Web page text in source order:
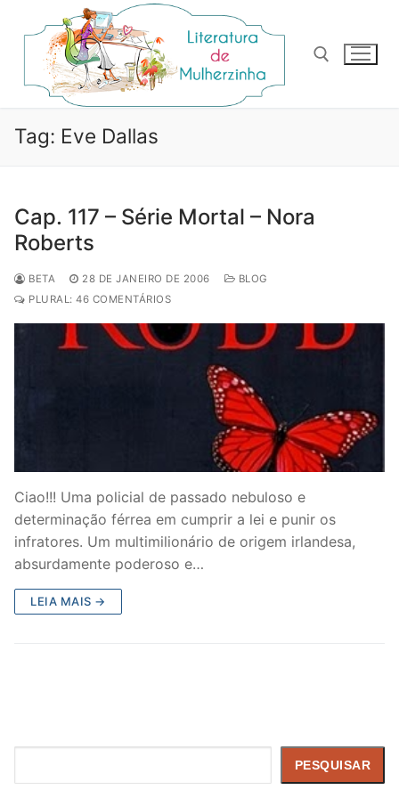
para
conteúdo
Tag: Eve Dallas
Cap. 117 – Série Mortal – Nora
Roberts
BETA 28 DE JANEIRO DE 2006
BLOG
PLURAL: 46 COMENTÁRIOS
Ciao!!! Uma policial de passado nebuloso e
determinação férrea em cumprir a lei e punir os
infratores. Um multimilionário de origem irlandesa,
absurdamente poderoso e…
LEIA MAIS →
PESQUISAR